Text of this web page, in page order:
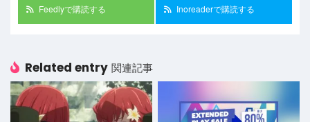
Feedlyで購読する Inoreaderで購読する
Related entry 関連記事